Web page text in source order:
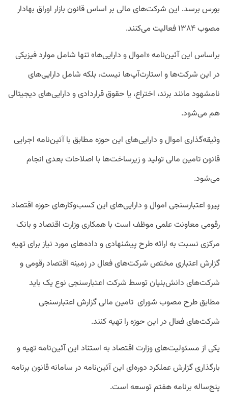
بورس برسد. این شرکت‌های مالی بر اساس قانون بازار اوراق بهادار
مصوب ۱۳۸۴ فعالیت می‌کنند.
براساس این آئین‌نامه «اموال و دارایی‌ها» تنها شامل موارد فیزیکی
در این شرکت‌ها و استارت‌آپ‌ها نیست، بلکه شامل دارایی‌های
نامشهود مانند برند، اختراع، یا حقوق قراردادی و دارایی‌های دیجیتالی
هم می‌شود.
وثیقه‌گذاری اموال و دارایی‌های این حوزه مطابق با آئین‌نامه اجرایی
قانون تامین مالی تولید و زیرساخت‌‌ها با اصلاحات بعدی انجام
می‌شود.
پیرو اعتبارسنجی اموال و دارایی‌های این کسب‌وکارهای حوزه اقتصاد
رقومی معاونت علمی موظف است با همکاری وزارت اقتصاد و بانک
مرکزی نسبت به ارائه طرح پیشنهادی و داده‌های مورد نیاز برای تهیه
گزارش اعتباری مختص شرکت‌های فعال در زمینه اقتصاد رقومی و
شرکت‌های دانش‌بنیان توسط شرکت اعتبارسنجی نوع یک باید
مطابق طرح مصوب شورای تامین مالی گزارش اعتبارسنجی
شرکت‌های فعال در این حوزه را تهیه کنند.
یکی از مسئولیت‌های وزارت اقتصاد به استناد این آئین‌نامه تهیه و
بارگذاری گزارش عملکرد دوره‌ای این آئین‌نامه در سامانه قانون برنامه
پنج‌ساله برنامه هفتم توسعه است.